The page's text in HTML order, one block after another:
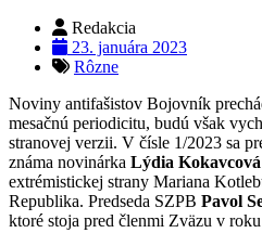
Redakcia
23. januára 2023
Rôzne
Noviny antifašistov Bojovník
mesačnú periodicitu, budú však
stranovej verzii. V čísle 1/2023 sa
známa novinárka Lýdia Kokavcová
extrémistickej strany Mariana
Republika. Predseda SZPB Pavol
ktoré stoja pred členmi Zväzu v